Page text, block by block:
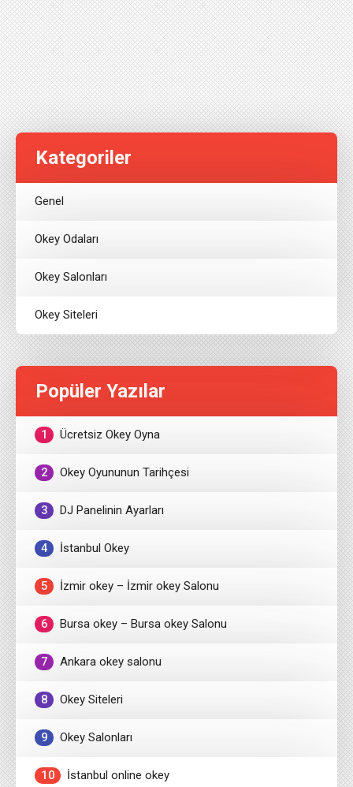
Kategoriler
Genel
Okey Odaları
Okey Salonları
Okey Siteleri
Popüler Yazılar
1 Ücretsiz Okey Oyna
2 Okey Oyununun Tarihçesi
3 DJ Panelinin Ayarları
4 İstanbul Okey
5 İzmir okey – İzmir okey Salonu
6 Bursa okey – Bursa okey Salonu
7 Ankara okey salonu
8 Okey Siteleri
9 Okey Salonları
10 İstanbul online okey